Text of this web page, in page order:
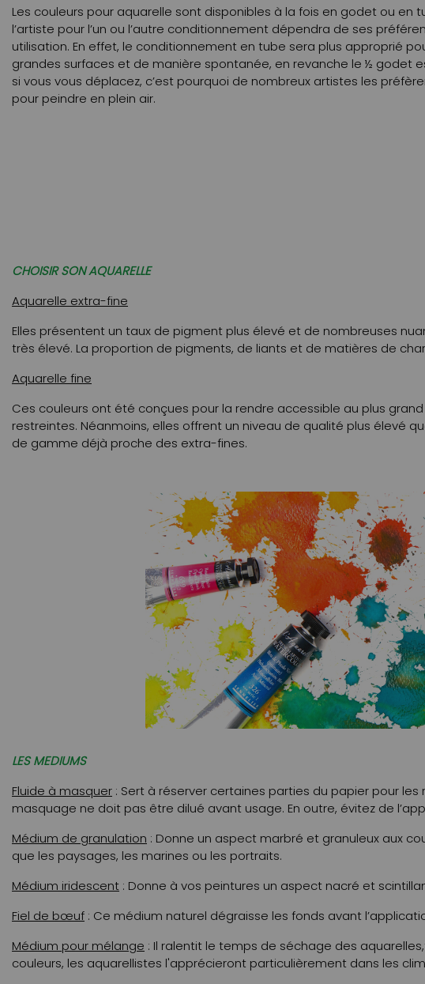
Les couleurs pour aquarelle sont disponibles à la fois en godet ou en
l’artiste pour l’un ou l’autre conditionnement dépendra de ses
utilisation. En effet, le conditionnement en tube sera plus approprié
grandes surfaces et de manière spontanée, en revanche le ½ godet
si vous vous déplacez, c’est pourquoi de nombreux artistes les
pour peindre en plein air.
CHOISIR SON AQUARELLE
Aquarelle extra-fine
Elles présentent un taux de pigment plus élevé et de nombreuses
très élevé. La proportion de pigments, de liants et de matières de
Aquarelle fine
Ces couleurs ont été conçues pour la rendre accessible au plus
restreintes. Néanmoins, elles offrent un niveau de qualité plus élevé
de gamme déjà proche des extra-fines.
LES MEDIUMS
Fluide à masquer : Sert à réserver certaines parties du papier pour
masquage ne doit pas être dilué avant usage. En outre, évitez de
Médium de granulation : Donne un aspect marbré et granuleux aux
que les paysages, les marines ou les portraits.
Médium iridescent : Donne à vos peintures un aspect nacré et
Fiel de bœuf : Ce médium naturel dégraisse les fonds avant
Médium pour mélange : Il ralentit le temps de séchage des
couleurs, les aquarellistes l'apprécieront particulièrement dans les